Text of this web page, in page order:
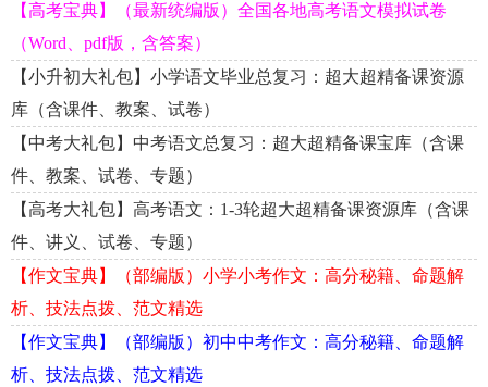
【高考宝典】（最新统编版）全国各地高考语文模拟试卷
（Word、pdf版，含答案）
【小升初大礼包】小学语文毕业总复习：超大超精备课资源
库（含课件、教案、试卷）
【中考大礼包】中考语文总复习：超大超精备课宝库（含课
件、教案、试卷、专题）
【高考大礼包】高考语文：1-3轮超大超精备课资源库（含课
件、讲义、试卷、专题）
【作文宝典】（部编版）小学小考作文：高分秘籍、命题解
析、技法点拨、范文精选
【作文宝典】（部编版）初中中考作文：高分秘籍、命题解
析、技法点拨、范文精选